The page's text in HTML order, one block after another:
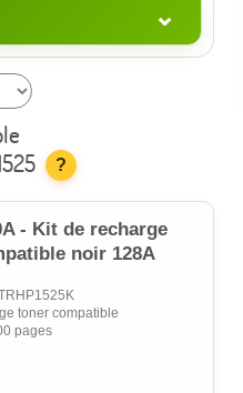
⌄
?
- Kit de recharge
noir 128A
toner compatible
pages